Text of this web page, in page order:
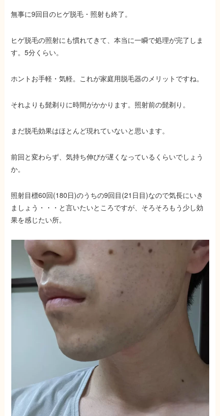
無事に9回目のヒゲ脱毛・照射も終了。
ヒゲ脱毛の照射にも慣れてきて、本当に一瞬で処理が完了しま
す。5分くらい。
ホントお手軽・気軽。これが家庭用脱毛器のメリットですね。
それよりも髭剃りに時間がかかります。照射前の髭剃り。
まだ脱毛効果はほとんど現れていないと思います。
前回と変わらず、気持ち伸びが遅くなっているくらいでしょう
か。
照射目標60回(180日)のうちの9回目(21日目)なので気長にいき
ましょう・・・と言いたいところですが、そろそろもう少し効
果を感じたい所。